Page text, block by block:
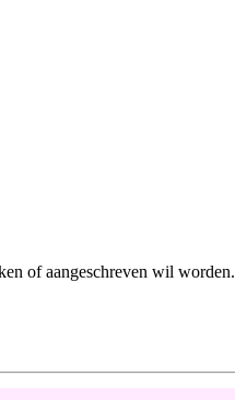
of aangeschreven wil worden.